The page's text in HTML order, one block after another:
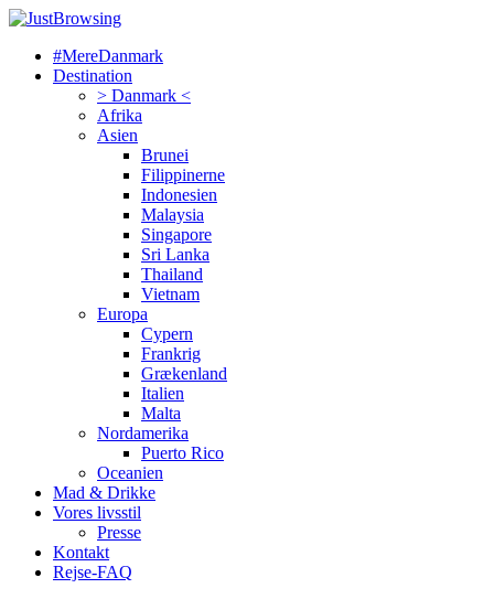
#MereDanmark
Destination
> Danmark <
Afrika
Asien
Brunei
Filippinerne
Indonesien
Malaysia
Singapore
Sri Lanka
Thailand
Vietnam
Europa
Cypern
Frankrig
Grækenland
Italien
Malta
Nordamerika
Puerto Rico
Oceanien
Mad & Drikke
Vores livsstil
Presse
Kontakt
Rejse-FAQ